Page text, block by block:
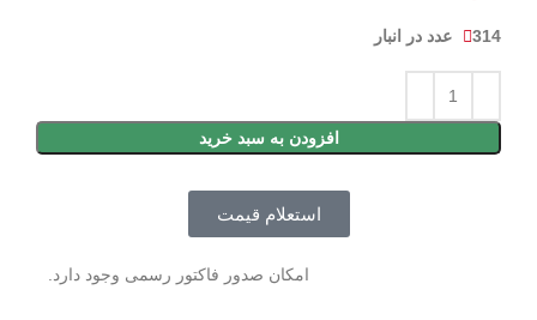
314 عدد در انبار
افزودن به سبد خرید
استعلام قیمت
امکان صدور فاکتور رسمی وجود دارد.